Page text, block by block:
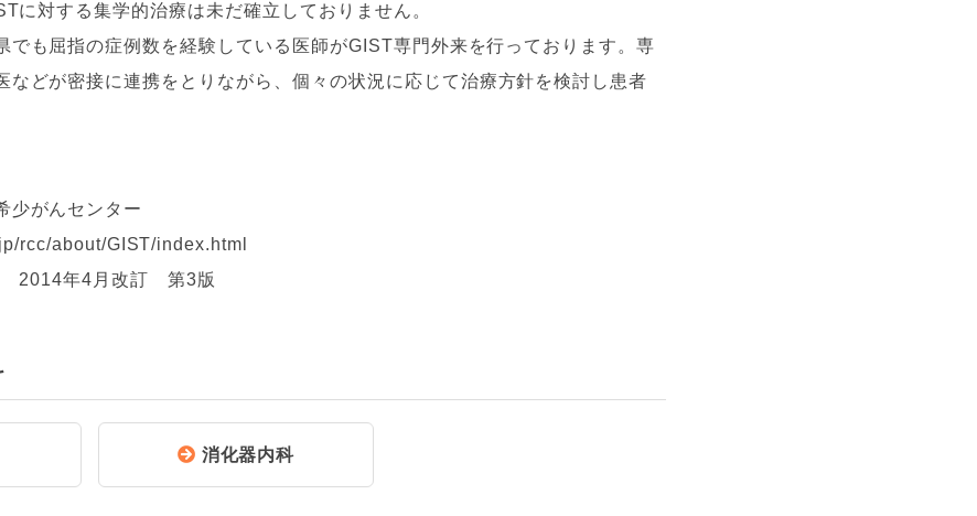
に対する集学的治療は未だ確立しておりません。
でも屈指の症例数を経験している医師がGIST専門外来を行っております。専
などが密接に連携をとりながら、個々の状況に応じて治療方針を検討し患者
少がんセンター
rcc/about/GIST/index.html
2014年4月改訂 第3版
消化器内科